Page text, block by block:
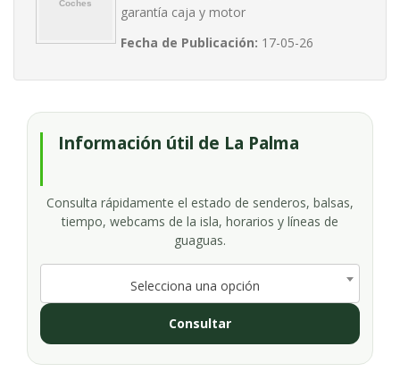
garantía caja y motor
Fecha de Publicación: 17-05-26
Información útil de La Palma
Consulta rápidamente el estado de senderos, balsas,
tiempo, webcams de la isla, horarios y líneas de
guaguas.
Selecciona una opción
Consultar